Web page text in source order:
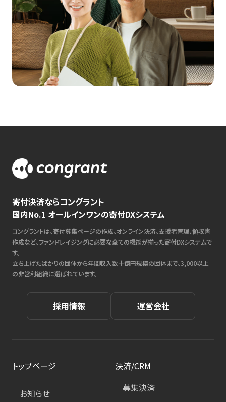
寄付決済ならコングラント
国内No.1 オールインワンの寄付DXシステム
コングラントは、寄付募集ページの作成、オンライン決済、支援者管理、領収書
作成など、ファンドレイジングに必要な全ての機能が揃った寄付DXシステムで
す。
立ち上げたばかりの団体から年間収入数十億円規模の団体まで、3,000以上
の非営利組織に選ばれています。
採用情報 運営会社
トップページ
お知らせ
決済/CRM
募集決済